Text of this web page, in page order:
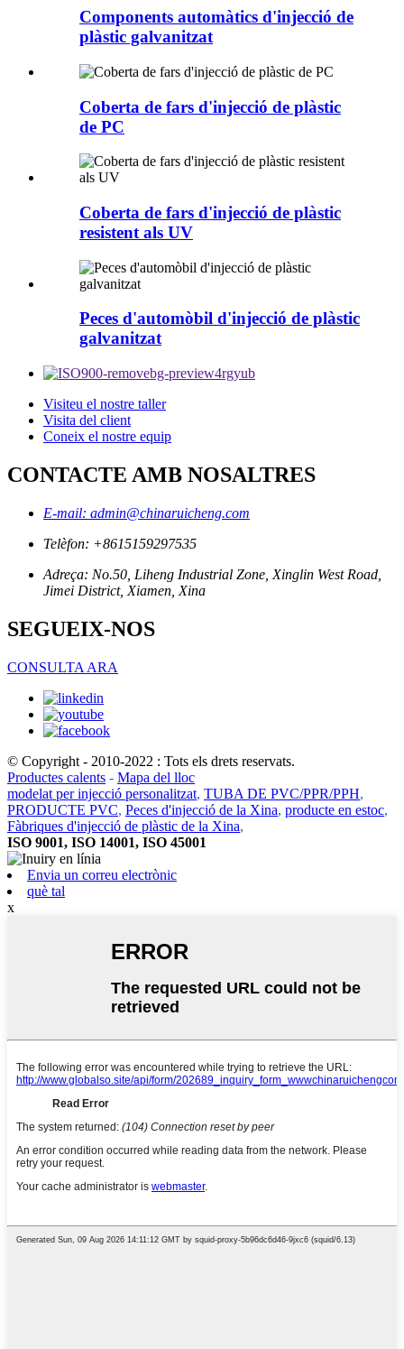
Components automàtics d'injecció de
plàstic galvanitzat
Coberta de fars d'injecció de plàstic
de PC
Coberta de fars d'injecció de plàstic
resistent als UV
Peces d'automòbil d'injecció de plàstic
galvanitzat
Visiteu el nostre taller
Visita del client
Coneix el nostre equip
CONTACTE AMB NOSALTRES
E-mail: admin@chinaruicheng.com
Telèfon: +8615159297535
Adreça: No.50, Liheng Industrial Zone, Xinglin West Road,
Jimei District, Xiamen, Xina
SEGUEIX-NOS
CONSULTA ARA
© Copyright - 2010-2022 : Tots els drets reservats.
Productes calents - Mapa del lloc
modelat per injecció personalitzat, TUBA DE PVC/PPR/PPH,
PRODUCTE PVC, Peces d'injecció de la Xina, producte en estoc,
Fàbriques d'injecció de plàstic de la Xina,
ISO 9001, ISO 14001, ISO 45001
Envia un correu electrònic
què tal
x